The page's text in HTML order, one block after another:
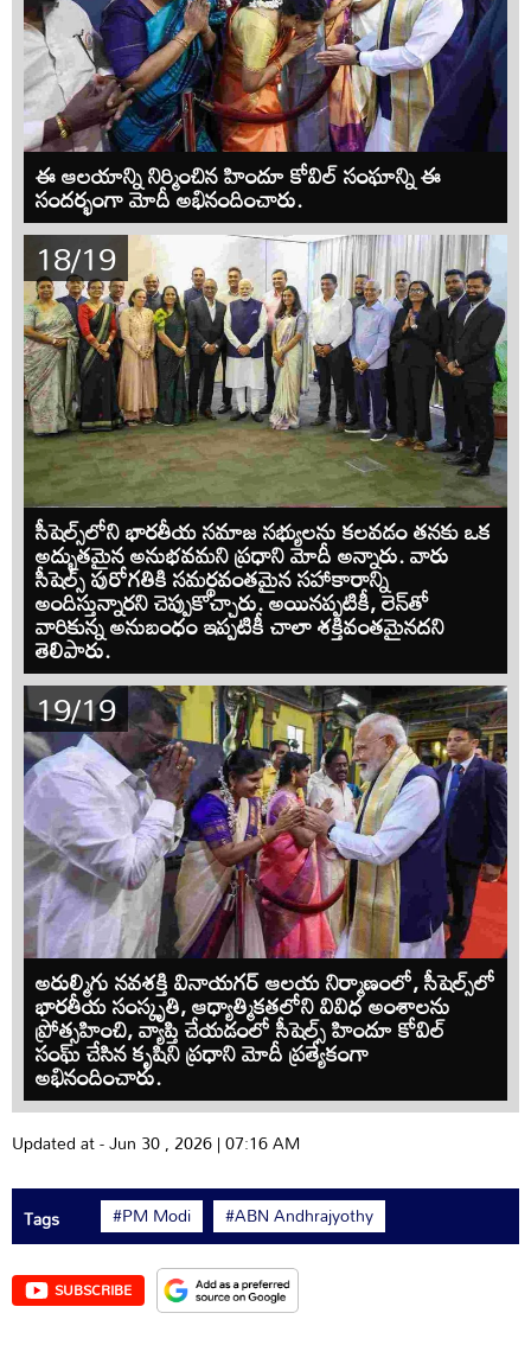
ఈ ఆలయాన్ని నిర్మించిన హిందూ కోవిల్‌ సంఘాన్ని ఈ
సందర్భంగా మోదీ అభినందించారు.
18/19
సీషెల్స్‌లోని భారతీయ సమాజ సభ్యులను కలవడం తనకు ఒక
అద్భుతమైన అనుభవమని ప్రధాని మోదీ అన్నారు. వారు
సీషెల్స్‌ పురోగతికి సమర్థవంతమైన సహాకారాన్ని
అందిస్తున్నారని చెప్పుకొచ్చారు. అయినప్పటికీ, లెన్‌తో
వారికున్న అనుబంధం ఇప్పటికీ చాలా శక్తివంతమైనదని
తెలిపారు.
19/19
అరుల్మిగు నవశక్తి వినాయగర్ ఆలయ నిర్మాణంలో, సీషెల్స్‌లో
భారతీయ సంస్కృతి, ఆధ్యాత్మికతలోని వివిధ అంశాలను
ప్రోత్సహించి, వ్యాప్తి చేయడంలో సీషెల్స్ హిందూ కోవిల్
సంఘ్ చేసిన కృషిని ప్రధాని మోదీ ప్రత్యేకంగా
అభినందించారు.
Updated at - Jun 30 , 2026 | 07:16 AM
Tags #PM Modi #ABN Andhrajyothy
SUBSCRIBE